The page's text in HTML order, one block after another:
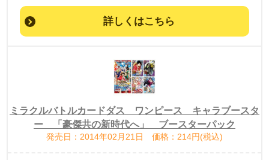
詳しくはこちら
ミラクルバトルカードダス ワンピース キャラブースタ
ー 「豪傑共の新時代へ」 ブースターパック
発売日：2014年02月21日 価格：214円(税込)